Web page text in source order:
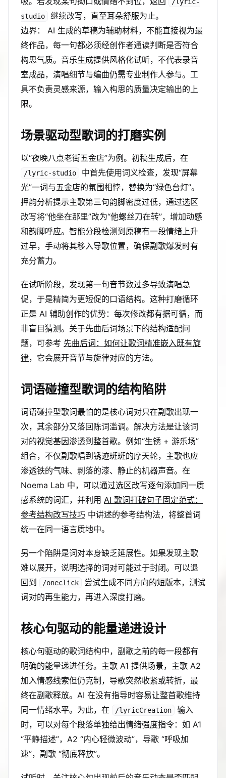
studio
继续改写，直至耳朵舒服为止。
边界： AI 生成的草稿为辅助材料，不能直接视为最
终作品，每一句都必须经创作者通读判断是否符合
构思气质。音乐生成提供风格化试听，不代表录音
室成品，演唱细节与编曲仍需专业制作人参与。工
具不负责灵感来源，输入构思的质量决定输出的上
限。
场景驱动型歌词的打磨实例
以“夜晚八点老街五金店”为例。初稿生成后，在
/lyric-studio
中首先使用词义检查，发现“屏幕
光”一词与五金店的氛围相悖，替换为“绿色台灯”。
押韵分析提示主歌第三句韵脚密度过低，通过选区
改写将“他坐在那里”改为“他螺丝刀在转”，增加动感
和韵脚呼应。智能分段检测到原稿有一段情绪上升
过早，手动将其移入导歌位置，确保副歌爆发时有
充分蓄力。
在试听阶段，发现第一句音节数过多导致演唱急
促，于是精简为更短促的口语结构。这种打磨循环
正是 AI 辅助创作的优势：每次修改都有据可循，而
非盲目猜测。关于先曲后词场景下的结构适配问
题，可参考 先曲后词：如何让歌词精准嵌入既有旋
律，它会展开音节与旋律对应的方法。
词语碰撞型歌词的结构陷阱
词语碰撞型歌词最怕的是核心词对只在副歌出现一
次，其余部分又落回陈词滥调。解决方法是让该词
对的视觉基因渗透到整首歌。例如“生锈 + 游乐场”
组合，不仅副歌唱到锈迹斑斑的摩天轮，主歌也应
渗透铁的气味、剥落的漆、静止的机器声音。在
Noema Lab 中，可以通过选区改写逐句添加同一质
感系统的词汇，并利用 AI 歌词打破句子固定范式：
参考结构改写技巧 中讲述的参考结构法，将整首词
统一在同一语言质地中。
另一个陷阱是词对本身缺乏延展性。如果发现主歌
难以展开，说明选择的词对可能过于封闭。可以退
回到
/oneclick
尝试生成不同方向的短版本，测试
词对的再生能力，再进入深度打磨。
核心句驱动的能量递进设计
核心句驱动的歌词结构中，副歌之前的每一段都有
明确的能量递进任务。主歌 A1 提供场景，主歌 A2
加入情感线索但仍克制，导歌突然收紧或转折，最
终在副歌释放。AI 在没有指导时容易让整首歌维持
同一情绪水平。为此，在
/lyricCreation
输入
时，可以对每个段落单独给出情绪强度指令：如 A1
“平静描述”，A2 “内心轻微波动”，导歌 “呼吸加
速”，副歌 “彻底释放”。